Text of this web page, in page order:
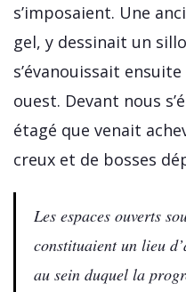
s’imposaient. Une
gel, y dessinait un
s’évanouissait
ouest. Devant nous
étagé que venait
creux et de bosses
Les espaces ouverts
constituaient un lieu
au sein duquel la